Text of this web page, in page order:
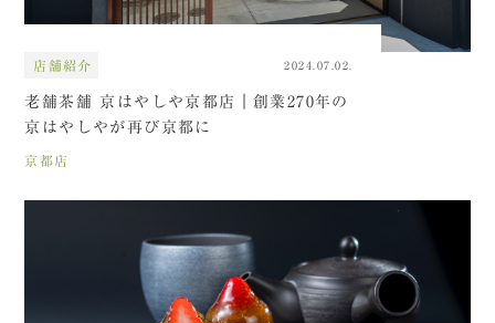
店舗紹介 2024.07.02.
老舗茶舗 京はやしや京都店｜創業270年の
京はやしやが再び京都に
京都店